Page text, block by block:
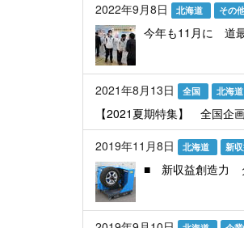
2022年9月8日 北海道 その
今年も11月に 道
2021年8月13日 全国 北海道
【2021夏期特集】 全国企
2019年11月8日
北海道 新
■ 新収益創造力